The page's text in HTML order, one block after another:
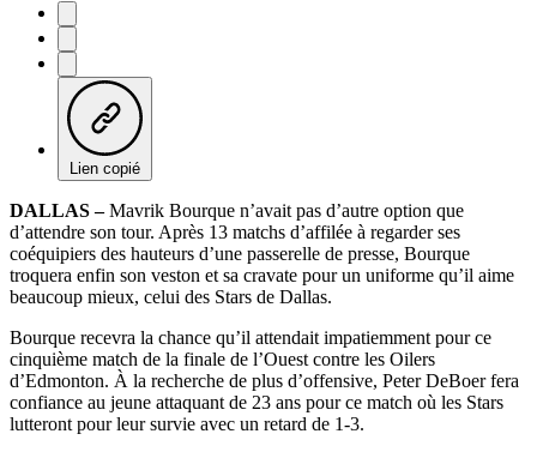
Lien copié
DALLAS –Mavrik Bourque n’avait pas d’autre option que
d’attendre son tour. Après 13 matchs d’affilée à regarder ses
coéquipiers des hauteurs d’une passerelle de presse, Bourque
troquera enfin son veston et sa cravate pour un uniforme qu’il aime
beaucoup mieux, celui des Stars de Dallas.
Bourque recevra la chance qu’il attendait impatiemment pour ce
cinquième match de la finale de l’Ouest contre les Oilers
d’Edmonton. À la recherche de plus d’offensive, Peter DeBoer fera
confiance au jeune attaquant de 23 ans pour ce match où les Stars
lutteront pour leur survie avec un retard de 1-3.